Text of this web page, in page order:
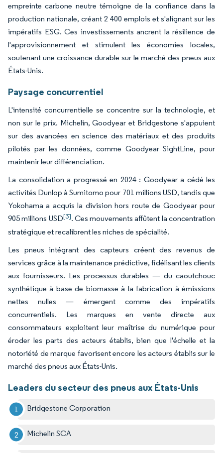
empreinte carbone neutre témoigne de la confiance dans la
production nationale, créant 2 400 emplois et s'alignant sur les
impératifs ESG. Ces investissements ancrent la résilience de
l'approvisionnement et stimulent les économies locales,
soutenant une croissance durable sur le marché des pneus aux
États-Unis.
Paysage concurrentiel
L'intensité concurrentielle se concentre sur la technologie, et
non sur le prix. Michelin, Goodyear et Bridgestone s'appuient
sur des avancées en science des matériaux et des produits
pilotés par les données, comme Goodyear SightLine, pour
maintenir leur différenciation.
La consolidation a progressé en 2024 : Goodyear a cédé les
activités Dunlop à Sumitomo pour 701 millions USD, tandis que
Yokohama a acquis la division hors route de Goodyear pour
905 millions USD[3]. Ces mouvements affûtent la concentration
stratégique et recalibrent les niches de spécialité.
Les pneus intégrant des capteurs créent des revenus de
services grâce à la maintenance prédictive, fidélisant les clients
aux fournisseurs. Les processus durables — du caoutchouc
synthétique à base de biomasse à la fabrication à émissions
nettes nulles — émergent comme des impératifs
concurrentiels. Les marques en vente directe aux
consommateurs exploitent leur maîtrise du numérique pour
éroder les parts des acteurs établis, bien que l'échelle et la
notoriété de marque favorisent encore les acteurs établis sur le
marché des pneus aux États-Unis.
Leaders du secteur des pneus aux États-Unis
Bridgestone Corporation
Michelin SCA